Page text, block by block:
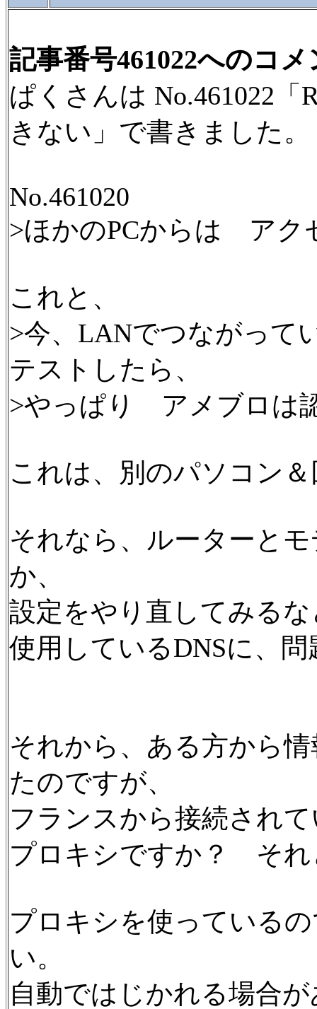
記事番号461022へのコメ
ぱくさんは No.461022
きない」で書きました。
No.461020
>ほかのPCからは アク
これと、
>今、LANでつながって
テストしたら、
>やっぱり アメブロは
これは、別のパソコン
それなら、ルーターと
か、
設定をやり直してみる
使用しているDNSに、
それから、ある方から
たのですが、
フランスから接続され
プロキシですか？ それ
プロキシを使っている
い。
自動ではじかれる場合